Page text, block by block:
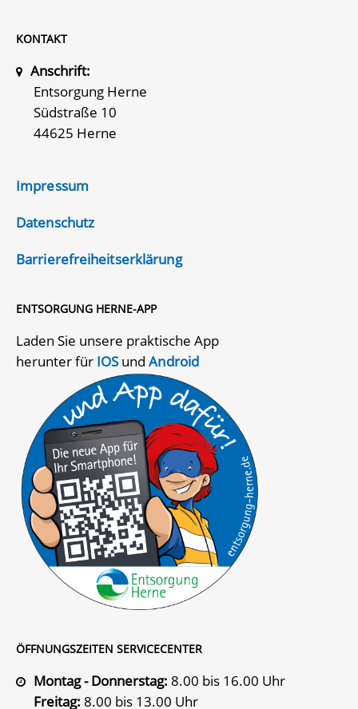
KONTAKT
Anschrift:
Entsorgung Herne
Südstraße 10
44625 Herne
Impressum
Datenschutz
Barrierefreiheitserklärung
ENTSORGUNG HERNE-APP
Laden Sie unsere praktische App
herunter für IOSundAndroid
ÖFFNUNGSZEITEN SERVICECENTER
Montag - Donnerstag: 8.00 bis 16.00 Uhr
Freitag: 8.00 bis 13.00 Uhr